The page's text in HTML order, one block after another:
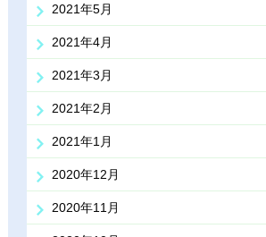
2021年5月
2021年4月
2021年3月
2021年2月
2021年1月
2020年12月
2020年11月